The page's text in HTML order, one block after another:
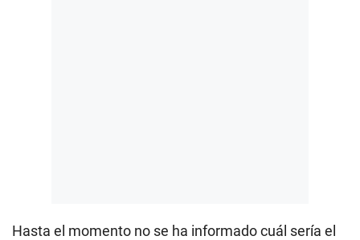
Hasta el momento no se ha informado cuál sería el